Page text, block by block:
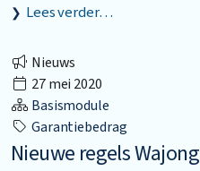
Lees verder…
Nieuws
27 mei 2020
Basismodule
Garantiebedrag
Nieuwe regels Wajong